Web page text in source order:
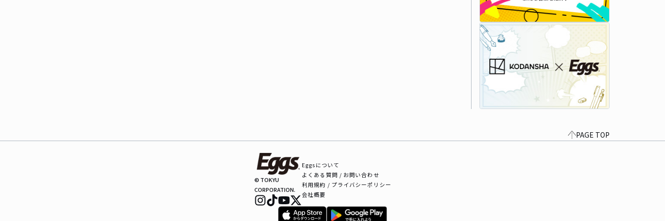
PAGE TOP
© TOKYU
CORPORATION.
Eggsについて
よくある質問 / お問い合わせ
利用規約 / プライバシーポリシー
会社概要